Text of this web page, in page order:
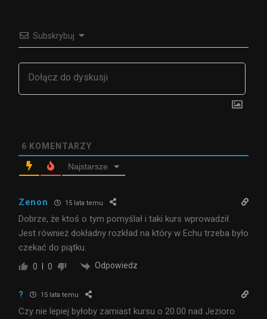
Subskrybuj
6 KOMENTARZY
Najstarsze
Zenon 15 lata temu
Dobrze, że ktoś o tym pomyślał i taki kurs wprowadził.
Jest również dokładny rozkład na który w Echu trzeba było
czekać do piątku.
0 0 Odpowiedz
? 15 lata temu
Czy nie lepiej byłoby zamiast kursu o 20.00 nad Jezioro